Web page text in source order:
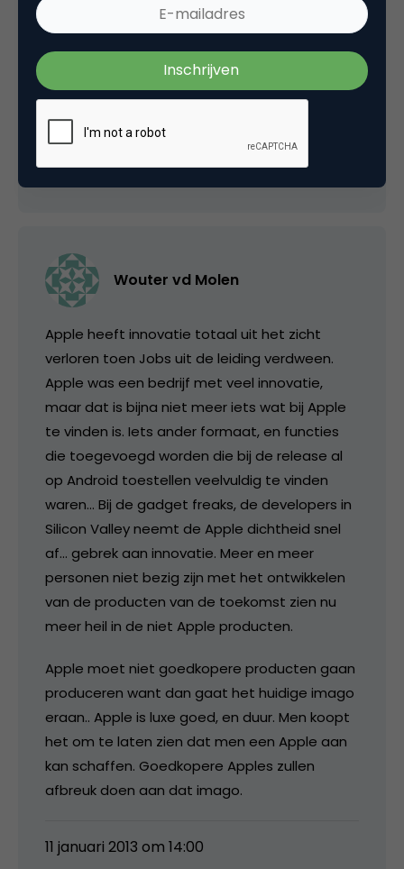
design en branding. Samsung zal dat nooit
en design strategie heeft. De kans is
aanwezig dat Apple wederom ten onder zal
gaan aan haar eigen succes.
11 januari 2013 om 09:18
Wouter vd Molen
Apple heeft innovatie totaal uit het zicht
verloren toen Jobs uit de leiding verdween.
Apple was een bedrijf met veel innovatie,
maar dat is bijna niet meer iets wat bij Apple
te vinden is. Iets ander formaat, en functies
die toegevoegd worden die bij de release al
op Android toestellen veelvuldig te vinden
waren… Bij de gadget freaks, de developers in
Silicon Valley neemt de Apple dichtheid snel
af… gebrek aan innovatie. Meer en meer
personen niet bezig zijn met het ontwikkelen
van de producten van de toekomst zien nu
meer heil in de niet Apple producten.
Apple moet niet goedkopere producten gaan
produceren want dan gaat het huidige imago
eraan.. Apple is luxe goed, en duur. Men koopt
het om te laten zien dat men een Apple aan
kan schaffen. Goedkopere Apples zullen
afbreuk doen aan dat imago.
11 januari 2013 om 14:00